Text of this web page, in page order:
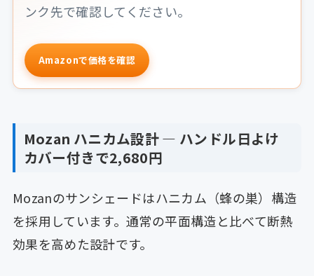
ンク先で確認してください。
Amazonで価格を確認
Mozan ハニカム設計 ― ハンドル日よけ
カバー付きで2,680円
Mozanのサンシェードはハニカム（蜂の巣）構造
を採用しています。通常の平面構造と比べて断熱
効果を高めた設計です。